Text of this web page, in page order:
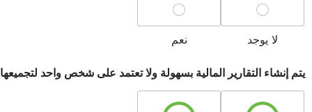
لا يوجد نعم
يتم إنشاء التقارير المالية بسهولة ولا تعتمد على شخص واحد
French
Spanish